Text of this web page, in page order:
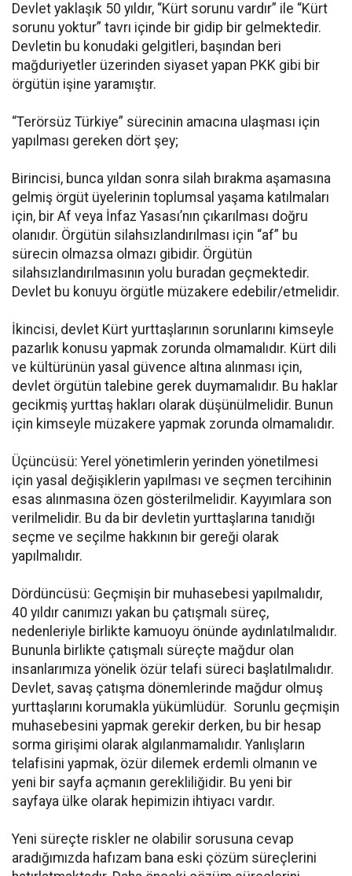
Devlet yaklaşık 50 yıldır, “Kürt sorunu vardır” ile “Kürt
sorunu yoktur” tavrı içinde bir gidip bir gelmektedir.
Devletin bu konudaki gelgitleri, başından beri
mağduriyetler üzerinden siyaset yapan PKK gibi bir
örgütün işine yaramıştır.
“Terörsüz Türkiye” sürecinin amacına ulaşması için
yapılması gereken dört şey;
Birincisi, bunca yıldan sonra silah bırakma aşamasına
gelmiş örgüt üyelerinin toplumsal yaşama katılmaları
için, bir Af veya İnfaz Yasası’nın çıkarılması doğru
olanıdır. Örgütün silahsızlandırılması için “af” bu
sürecin olmazsa olmazı gibidir. Örgütün
silahsızlandırılmasının yolu buradan geçmektedir.
Devlet bu konuyu örgütle müzakere edebilir/etmelidir.
İkincisi, devlet Kürt yurttaşlarının sorunlarını kimseyle
pazarlık konusu yapmak zorunda olmamalıdır. Kürt dili
ve kültürünün yasal güvence altına alınması için,
devlet örgütün talebine gerek duymamalıdır. Bu haklar
gecikmiş yurttaş hakları olarak düşünülmelidir. Bunun
için kimseyle müzakere yapmak zorunda olmamalıdır.
Üçüncüsü: Yerel yönetimlerin yerinden yönetilmesi
için yasal değişiklerin yapılması ve seçmen tercihinin
esas alınmasına özen gösterilmelidir. Kayyımlara son
verilmelidir. Bu da bir devletin yurttaşlarına tanıdığı
seçme ve seçilme hakkının bir gereği olarak
yapılmalıdır.
Dördüncüsü: Geçmişin bir muhasebesi yapılmalıdır,
40 yıldır canımızı yakan bu çatışmalı süreç,
nedenleriyle birlikte kamuoyu önünde aydınlatılmalıdır.
Bununla birlikte çatışmalı süreçte mağdur olan
insanlarımıza yönelik özür telafi süreci başlatılmalıdır.
Devlet, savaş çatışma dönemlerinde mağdur olmuş
yurttaşlarını korumakla yükümlüdür. Sorunlu geçmişin
muhasebesini yapmak gerekir derken, bu bir hesap
sorma girişimi olarak algılanmamalıdır. Yanlışların
telafisini yapmak, özür dilemek erdemli olmanın ve
yeni bir sayfa açmanın gerekliliğidir. Bu yeni bir
sayfaya ülke olarak hepimizin ihtiyacı vardır.
Yeni süreçte riskler ne olabilir sorusuna cevap
aradığımızda hafızam bana eski çözüm süreçlerini